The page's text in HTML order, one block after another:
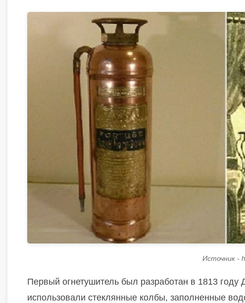
Источник -
Первый огнетушитель был разработан в 1813
использовали стеклянные колбы, заполненные